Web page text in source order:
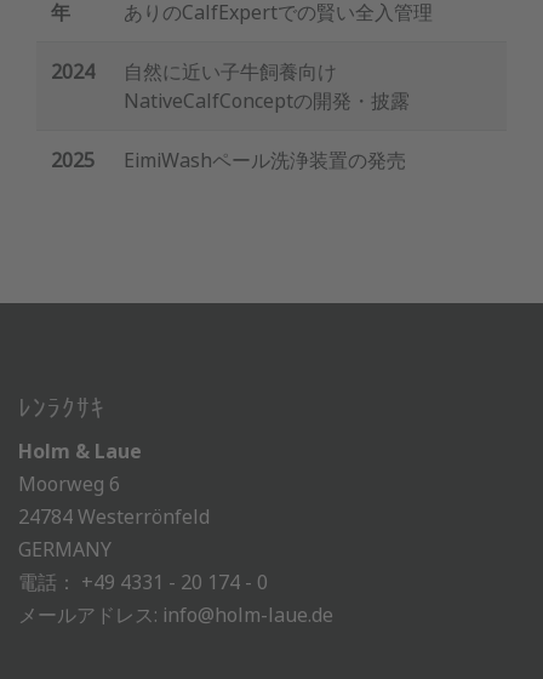
年 ありのCalfExpertでの賢い全入管理
2024
自然に近い子牛飼養向け
NativeCalfConceptの開発・披露
2025 EimiWashペール洗浄装置の発売
ﾚﾝﾗｸｻｷ
Holm & Laue
Moorweg 6
24784 Westerrönfeld
GERMANY
電話： +49 4331 - 20 174 - 0
メールアドレス: info@holm-laue.de